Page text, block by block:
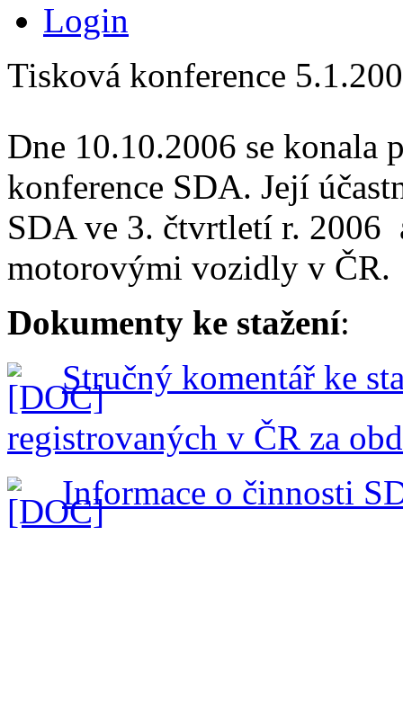
Login
Tisková konference
Dne 10.10.2006 se konala
konference SDA. Její
SDA ve 3. čtvrtletí r. 2006
motorovými vozidly v ČR.
Dokumenty ke stažení:
Stručný komentář ke
registrovaných v ČR za
Informace o činnosti